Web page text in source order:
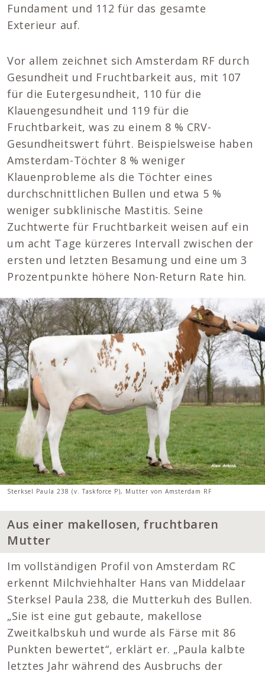
Fundament und 112 für das gesamte
Exterieur auf.
Vor allem zeichnet sich Amsterdam RF durch
Gesundheit und Fruchtbarkeit aus, mit 107
für die Eutergesundheit, 110 für die
Klauengesundheit und 119 für die
Fruchtbarkeit, was zu einem 8 % CRV-
Gesundheitswert führt. Beispielsweise haben
Amsterdam-Töchter 8 % weniger
Klauenprobleme als die Töchter eines
durchschnittlichen Bullen und etwa 5 %
weniger subklinische Mastitis. Seine
Zuchtwerte für Fruchtbarkeit weisen auf ein
um acht Tage kürzeres Intervall zwischen der
ersten und letzten Besamung und eine um 3
Prozentpunkte höhere Non-Return Rate hin.
Sterksel Paula 238 (v. Taskforce P), Mutter von Amsterdam RF
Aus einer makellosen, fruchtbaren
Mutter
Im vollständigen Profil von Amsterdam RC
erkennt Milchviehhalter Hans van Middelaar
Sterksel Paula 238, die Mutterkuh des Bullen.
„Sie ist eine gut gebaute, makellose
Zweitkalbskuh und wurde als Färse mit 86
Punkten bewertet“, erklärt er. „Paula kalbte
letztes Jahr während des Ausbruchs der